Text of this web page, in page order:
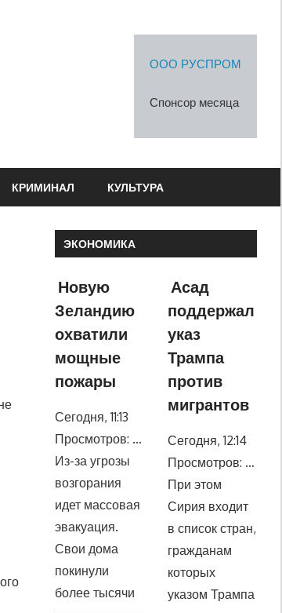
ООО РУСПРОМ
Спонсор месяца
КРИМИНАЛ КУЛЬТУРА
ЭКОНОМИКА
Новую
Зеландию
охватили
мощные
пожары
Сегодня, 11:13
Просмотров: …
Из-за угрозы
возгорания
идет массовая
эвакуация.
Свои дома
покинули
более тысячи
Асад
поддержал
указ
Трампа
против
мигрантов
Сегодня, 12:14
Просмотров: …
При этом
Сирия входит
в список стран,
гражданам
которых
указом Трампа